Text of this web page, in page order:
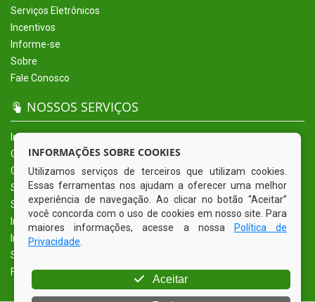
Serviços Eletrônicos
Incentivos
Informe-se
Sobre
Fale Conosco
NOSSOS SERVIÇOS
Início
O Município
Governo
Secretarias
Serviços Eletrônicos
Incentivos
Informe-se
Sobre
Fale Conosco
INFORMAÇÕES SOBRE COOKIES
Utilizamos serviços de terceiros que utilizam cookies.
Essas ferramentas nos ajudam a oferecer uma melhor
experiência de navegação. Ao clicar no botão “Aceitar”
você concorda com o uso de cookies em nosso site. Para
maiores informações, acesse a nossa
Política de
Privacidade
Aceitar